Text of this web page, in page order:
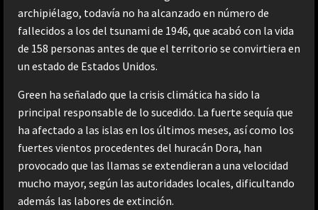
archipiélago, todavía no ha alcanzado en número de
fallecidos a los del tsunami de 1946, que acabó con la vida
de 158 personas antes de que el territorio se convirtiera en
un estado de Estados Unidos.
Green ha señalado que la crisis climática ha sido la
principal responsable de lo sucedido. La fuerte sequía que
ha afectado a las islas en los últimos meses, así como los
fuertes vientos procedentes del huracán Dora, han
provocado que las llamas se extendieran a una velocidad
mucho mayor, según las autoridades locales, dificultando
además las labores de extinción.